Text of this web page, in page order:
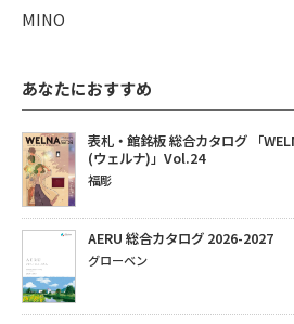
MINO
あなたにおすすめ
表札・館銘板 総合カタログ 「
(ウェルナ)」Vol.24
福彫
AERU 総合カタログ 2026-2027
グローベン